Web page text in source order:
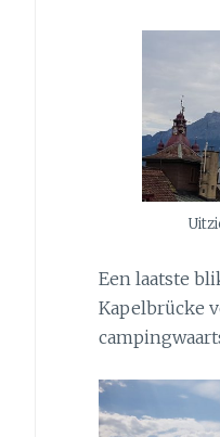
Een laatste
Kapelbrücke